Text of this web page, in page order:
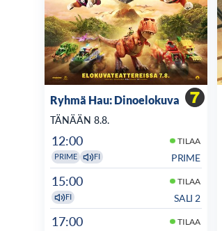
Ryhmä Hau: Dinoelokuva
TÄNÄÄN 8.8.
12:00 TILAA
PRIME FI PRIME
15:00 TILAA
FI SALI 2
17:00 TILAA